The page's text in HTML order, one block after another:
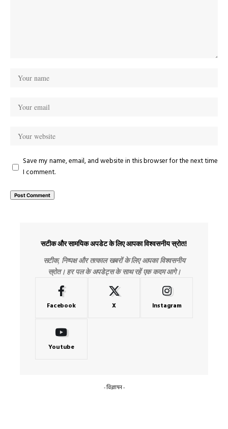
Save my name, email, and website in this browser for the next time
I comment.
सटीक और सामयिक अपडेट के लिए आपका विश्वसनीय स्रोत!
सटीक, निष्पक्ष और तत्काल खबरों के लिए आपका विश्वसनीय
स्रोत। हर पल के अपडेट्स के साथ रहें एक कदम आगे।
Facebook X Instagram
Youtube
- विज्ञापन -